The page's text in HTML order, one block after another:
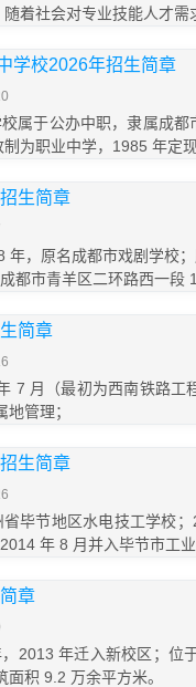
着社会对专业技能人才需
学校2026年招生简章
属于公办中职，隶属成
为职业中学，1985 年定
生简章
年，原名成都市戏剧学校
都市青羊区二环路西一段
简章
7 月（最初为西南铁路工
管理；
生简章
毕节地区水电技工学校
年 8 月并入毕节市工业
章
2013 年迁入新校区；位
积 9.2 万余平方米。